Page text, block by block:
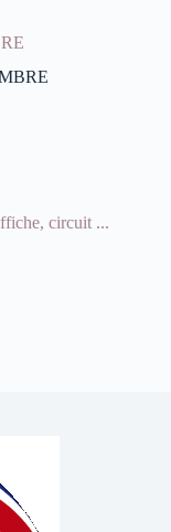
circuit ...